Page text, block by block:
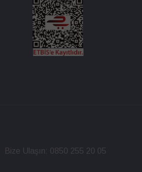
Bize Ulaşın: 0850 255 20 05